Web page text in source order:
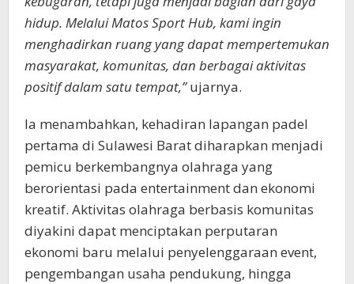
hidup. Melalui Matos Sport Hub, kami ingin
menghadirkan ruang yang dapat mempertemukan
masyarakat, komunitas, dan berbagai aktivitas
positif dalam satu tempat,”ujarnya.
Ia menambahkan, kehadiran lapangan padel
pertama di Sulawesi Barat diharapkan menjadi
pemicu berkembangnya olahraga yang
berorientasi pada entertainment dan ekonomi
kreatif. Aktivitas olahraga berbasis komunitas
diyakini dapat menciptakan perputaran
ekonomi baru melalui penyelenggaraan event,
pengembangan usaha pendukung, hingga